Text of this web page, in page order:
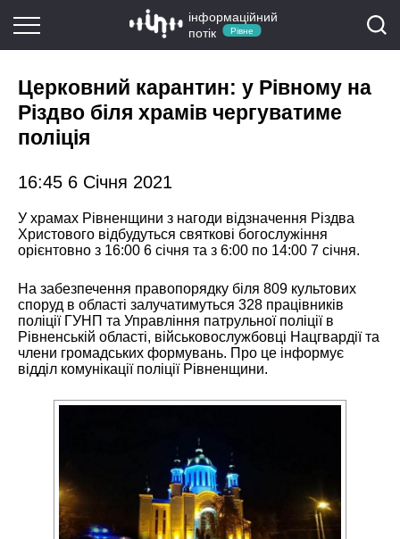
інформаційний
потік
Рівне
Церковний карантин: у Рівному на
Різдво біля храмів чергуватиме
поліція
16:45 6 Січня 2021
У храмах Рівненщини з нагоди відзначення Різдва
Христового відбудуться святкові богослужіння
орієнтовно з 16:00 6 січня та з 6:00 по 14:00 7 січня.
На забезпечення правопорядку біля 809 культових
споруд в області залучатимуться 328 працівників
поліції ГУНП та Управління патрульної поліції в
Рівненській області, військовослужбовці Нацгвардії та
члени громадських формувань. Про це інформує
відділ комунікації поліції Рівненщини.